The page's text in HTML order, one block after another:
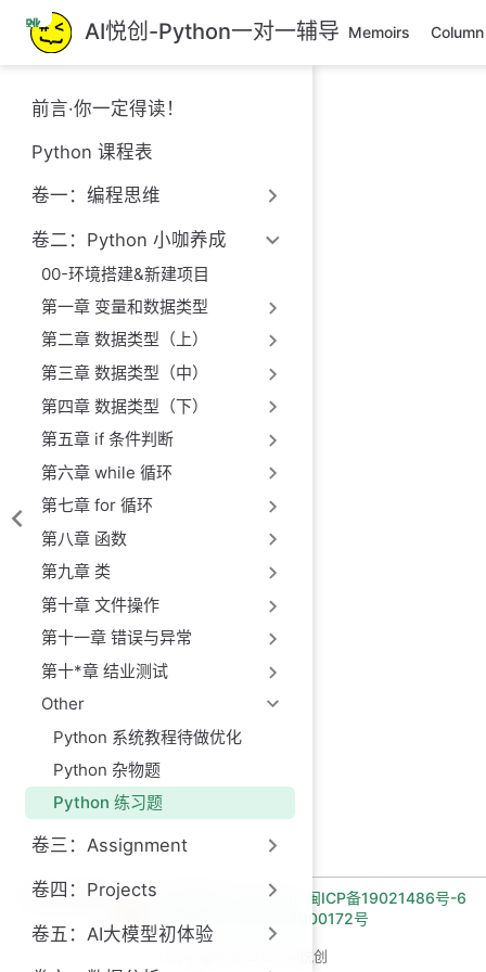
跳
至
主
要
內
AI悦创-Python一对一辅导 Memoirs Column
前言·你一定得读！
Python 课程表
卷一：编程思维
卷二：Python 小咖养成
00-环境搭建&新建项目
第一章 变量和数据类型
第二章 数据类型（上）
第三章 数据类型（中）
第四章 数据类型（下）
第五章 if 条件判断
第六章 while 循环
第七章 for 循环
第八章 函数
第九章 类
第十章 文件操作
第十一章 错误与异常
第十*章 结业测试
Other
Python 系统教程待做优化
Python 杂物题
Python 练习题
卷三：Assignment
卷四：Projects
卷五：AI大模型初体验
长期招收编程一对一学员!微信:Jiabcdefh,
闽ICP备19021486号-6
闽公网安备 35030502000172号
Copyright © 2026 AI悦创